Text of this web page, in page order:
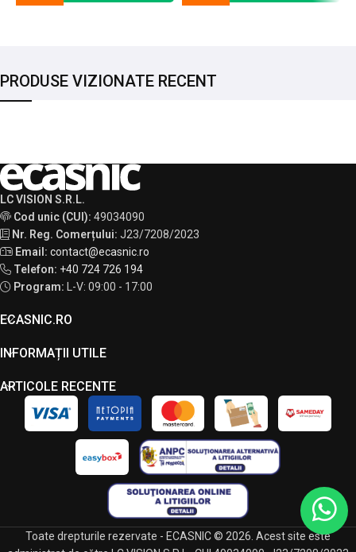
PRODUSE VIZIONATE RECENT
LC VISION S.R.L.
Cod unic (CUI): 49034090
Nr. Reg. Comerțului: J23/7208/2023
Email: contact@ecasnic.ro
Telefon: +40 724 726 194
Program:
L-V: 09:00 - 17:00
ECASNIC.RO
INFORMAȚII UTILE
ARTICOLE RECENTE
Toate drepturile rezervate - ECASNIC © 2026. Acest site este